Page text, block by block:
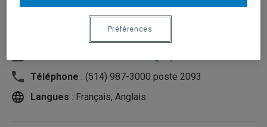
Téléphone : (514) 987-3000 poste 2093
Langues : Français, Anglais
Préférences